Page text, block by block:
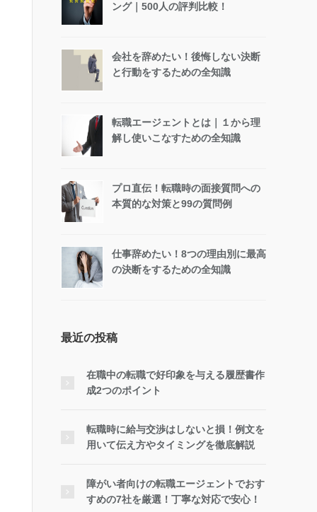
ング｜500人の評判比較！
会社を辞めたい！後悔しない決断
と行動をするための全知識
転職エージェントとは｜１から理
解し使いこなすための全知識
プロ直伝！転職時の面接質問への
本質的な対策と99の質問例
仕事辞めたい！8つの理由別に最高
の決断をするための全知識
最近の投稿
在職中の転職で好印象を与える履歴書作
成2つのポイント
転職時に給与交渉はしないと損！例文を
用いて伝え方やタイミングを徹底解説
障がい者向けの転職エージェントでおす
すめの7社を厳選！丁寧な対応で安心！